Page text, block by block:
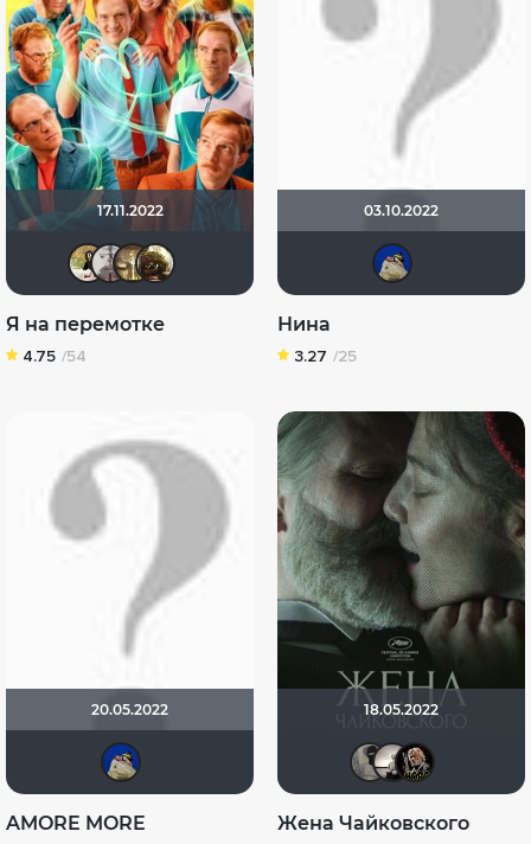
17.11.2022
Gautama Buddha
Я на перемотке
4.75 /54
03.10.2022
Нина
3.27 /25
20.05.2022
AMORE MORE
18.05.2022
Жена Чайковского